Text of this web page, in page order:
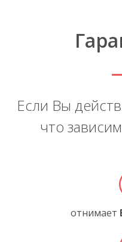
Если Вы
что
отнимает